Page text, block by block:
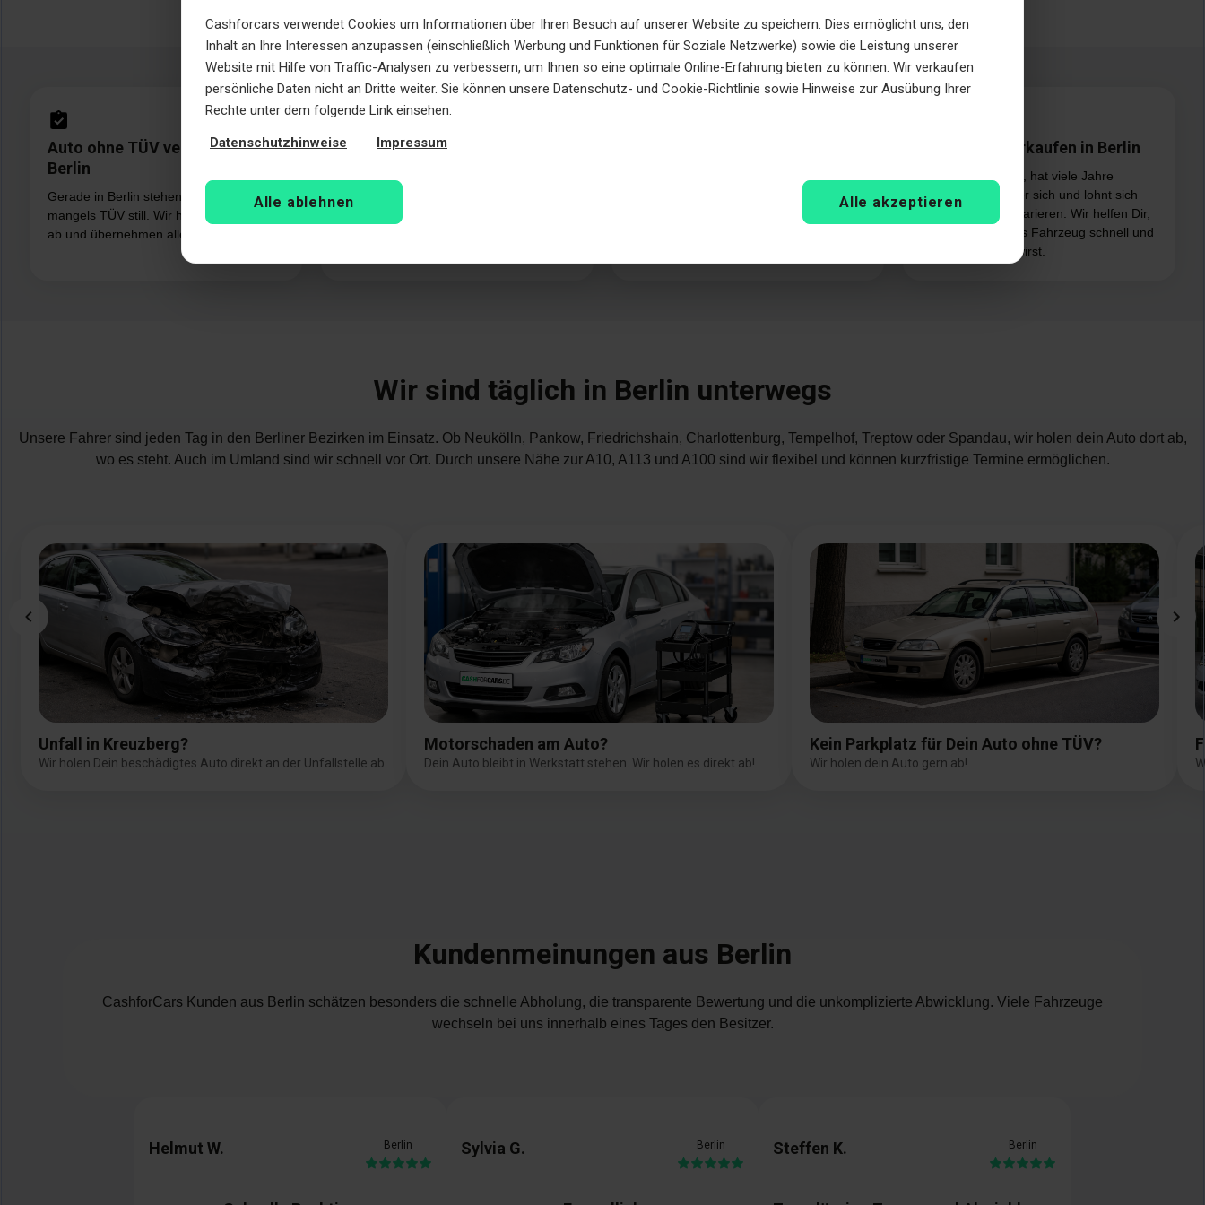
Auto ohne TÜV verkaufen in
Berlin
Gerade in Berlin stehen viele Fahrzeuge
mangels TÜV still. Wir holen sie kostenlos
ab und übernehmen alle Formalitäten.
Auto mit Motorschaden
Kurzstrecke und Stop-and-Go belasten
Motoren stark. Wir kaufen Fahrzeuge mit
Ob Automatik oder Schaltgetriebe, wir
kaufen Dein Auto trotz Getriebeschaden
Altes Auto verkaufen in Berlin
Dein Wagen ist alt, hat viele Jahre
Stadtverkehr hinter sich und lohnt sich
kaum noch zu reparieren. Wir helfen Dir,
dass Du Dein altes Fahrzeug schnell und
unkompliziert loswirst.
Wir sind täglich in Berlin unterwegs
Unsere Fahrer sind jeden Tag in den Berliner Bezirken im Einsatz. Ob Neukölln, Pankow, Friedrichshain, Charlottenburg, Tempelhof, Treptow oder Spandau, wir holen dein Auto dort ab,
wo es steht. Auch im Umland sind wir schnell vor Ort. Durch unsere Nähe zur A10, A113 und A100 sind wir flexibel und können kurzfristige Termine ermöglichen.
Bild
Unfall in Kreuzberg?
Wir holen Dein beschädigtes Auto direkt an der Unfallstelle ab.
Bild
Motorschaden am Auto?
Dein Auto bleibt in Werkstatt stehen. Wir holen es direkt ab!
Bild
Kein Parkplatz für Dein Auto ohne TÜV?
Wir holen dein Auto gern ab!
Kundenmeinungen aus Berlin
CashforCars Kunden aus Berlin schätzen besonders die schnelle Abholung, die transparente Bewertung und die unkomplizierte Abwicklung. Viele Fahrzeuge
wechseln bei uns innerhalb eines Tages den Besitzer.
Helmut W. Berlin Sylvia G. Berlin Steffen K. Berlin
Cashforcars verwendet Cookies um Informationen über Ihren Besuch auf unserer Website zu speichern. Dies ermöglicht uns, den
Inhalt an Ihre Interessen anzupassen (einschließlich Werbung und Funktionen für Soziale Netzwerke) sowie die Leistung unserer
Website mit Hilfe von Traffic-Analysen zu verbessern, um Ihnen so eine optimale Online-Erfahrung bieten zu können. Wir verkaufen
persönliche Daten nicht an Dritte weiter. Sie können unsere Datenschutz- und Cookie-Richtlinie sowie Hinweise zur Ausübung Ihrer
Rechte unter dem folgende Link einsehen.
Datenschutzhinweise
Impressum
Alle ablehnen Alle akzeptieren